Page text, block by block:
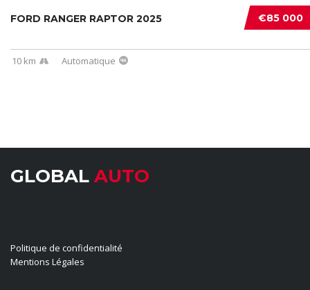
€85 000
FORD RANGER RAPTOR 2025
10 km Automatique
GLOBAL AUTO
Politique de confidentialité
Mentions Légales